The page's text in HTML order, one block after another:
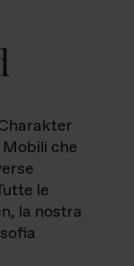
che
le
la nostra